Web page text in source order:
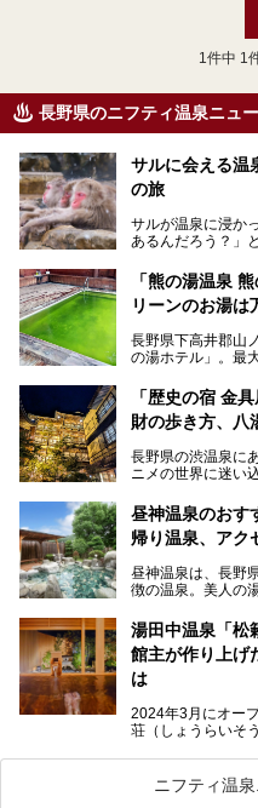
1 件中 1
長野県のニフティ温泉ニュ
サルに会える温
の旅
サルが温泉に浸か
あるんだろう？」
この微笑ましい光
見られるもので、
を間近で観察でき
本記事では、地獄
との関係性、地獄
ので、野生のサル
て楽しみたい人は
「熊の湯温泉
リーンのお湯は
長野県下高井郡山
の湯ホテル」。最
リピートするファ
しみたい極上の温
「歴史の宿 金
財の歩き方、八
長野県の渋温泉に
ニメの世界に迷い
を隅々まで楽しみ
滞在を最高の思い
紹介します！
昼神温泉のおす
帰り温泉、アク
昼神温泉は、長野
徴の温泉。美人の
昼神温泉では、朝
きを楽しめるグル
りの場所が豊富に
この記事では、昼
帰り温泉、見どこ
クセス方法も順に
湯田中温泉「松
館主が作り上げ
は
2024年3月にオー
荘（しょうらいそ
ライベートに楽し
道向かいの「よろ
「湯田中大湯」も
ニフティ温